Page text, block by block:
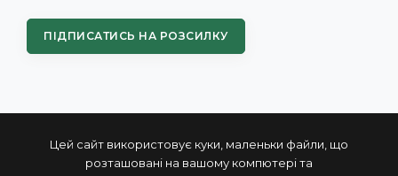
Цей сайт використовує куки, маленьки файли, що
розташовані на вашому компютері та
ПІДПИСАТИСЬ НА РОЗСИЛКУ